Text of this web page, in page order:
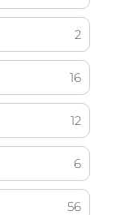
2
16
12
6
56